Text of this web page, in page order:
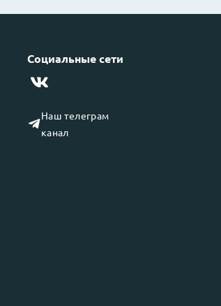
Социальные сети
Наш телеграм
канал